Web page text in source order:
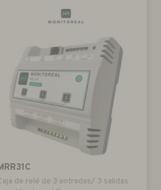
de relé de 3 entradas/ 3 salidas